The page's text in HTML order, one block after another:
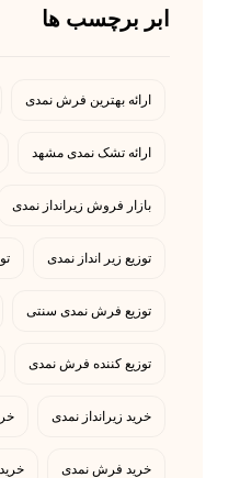
ابر برچسب ها
ارائه بهترین فرش نمدی
ارائه تشک نمدی مشهد
بازار فروش زیرانداز نمدی
توزیع زیر انداز نمدی
توزیع فرش نمدی سنتی
توزیع کننده فرش نمدی
خرید زیرانداز نمدی
خرید فرش نمدی